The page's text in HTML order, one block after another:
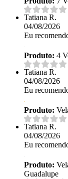
Tatiana R.
04/08/2026
Eu
Produto: 4
Tatiana R.
04/08/2026
Eu
Produto:
Tatiana R.
04/08/2026
Eu
Produto:
Guadalupe